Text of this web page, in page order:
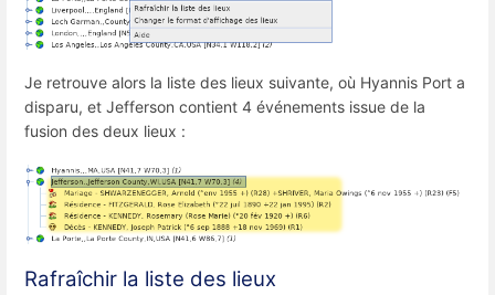
Je retrouve alors la liste des lieux suivante, où Hyannis Port a
disparu, et Jefferson contient 4 événements issue de la
fusion des deux lieux :
Rafraîchir la liste des lieux